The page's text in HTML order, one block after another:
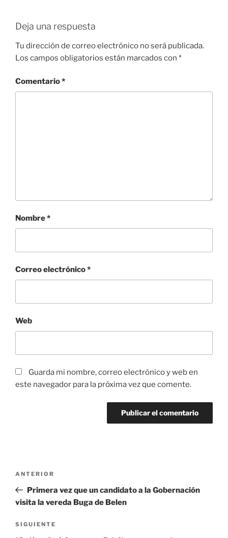
Deja una respuesta
Tu dirección de correo electrónico no será publicada.
Los campos obligatorios están marcados con *
Comentario*
Nombre*
Correo electrónico*
Web
Guarda mi nombre, correo electrónico y web en
este navegador para la próxima vez que comente.
ANTERIOR
Primera vez que un candidato a la Gobernación
visita la vereda Buga de Belen
SIGUIENTE